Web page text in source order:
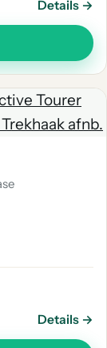
Details →
Details →